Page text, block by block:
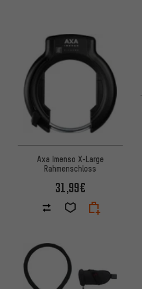
Axa Imenso X-Large
Rahmenschloss
31,99€